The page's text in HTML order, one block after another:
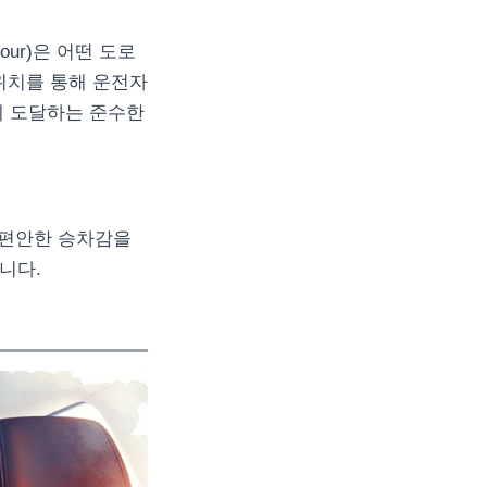
은 어떤 도로
치를 통해 운전자
도달하는 준수한
안한 승차감을
다.